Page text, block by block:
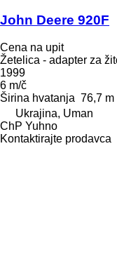
John Deere 920F
Cena na upit
Žetelica - adapter za
1999
6 m/č
Širina hvatanja 76,7 m
Ukrajina, Uman
ChP Yuhno
Kontaktirajte prodavca